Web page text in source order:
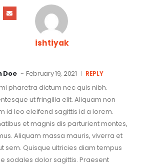
ishtiyak
Doe February 19, 2021 REPLY
pharetra dictum nec quis nibh.
ut fringilla elit. Aliquam non
id leo eleifend sagittis id a lorem.
et magnis dis parturient montes,
Aliquam massa mauris, viverra et
sem. Quisque ultricies diam tempus
sodales dolor sagittis. Praesent